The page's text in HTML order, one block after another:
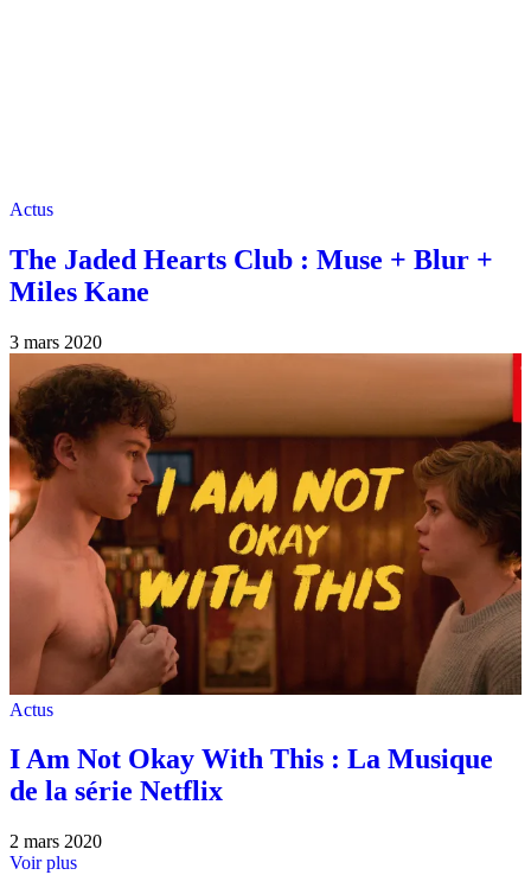
Actus
The Jaded Hearts Club : Muse + Blur +
Miles Kane
3 mars 2020
Actus
I Am Not Okay With This : La Musique
de la série Netflix
2 mars 2020
Voir plus